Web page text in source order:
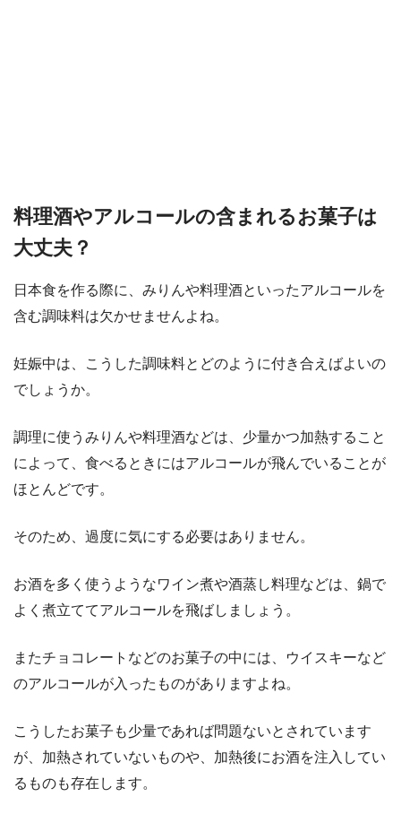
料理酒やアルコールの含まれるお菓子は
大丈夫？
日本食を作る際に、みりんや料理酒といったアルコールを
含む調味料は欠かせませんよね。
妊娠中は、こうした調味料とどのように付き合えばよいの
でしょうか。
調理に使うみりんや料理酒などは、少量かつ加熱すること
によって、食べるときにはアルコールが飛んでいることが
ほとんどです。
そのため、過度に気にする必要はありません。
お酒を多く使うようなワイン煮や酒蒸し料理などは、鍋で
よく煮立ててアルコールを飛ばしましょう。
またチョコレートなどのお菓子の中には、ウイスキーなど
のアルコールが入ったものがありますよね。
こうしたお菓子も少量であれば問題ないとされています
が、加熱されていないものや、加熱後にお酒を注入してい
るものも存在します。